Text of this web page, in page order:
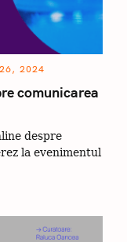
2024
comunicarea
despre
la evenimentul